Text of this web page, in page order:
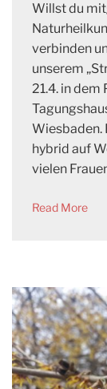
Willst du
verbinden
unserem
21.4. in dem
Wiesbaden.
hybrid auf
vielen
Read More